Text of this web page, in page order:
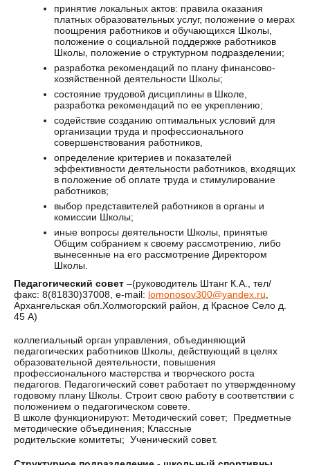
принятие локальных актов: правила оказания
платных образовательных услуг, положение о мерах
поощрения работников и обучающихся Школы,
положение о социальной поддержке работников
Школы, положение о структурном подразделении;
разработка рекомендаций по плану финансово-
хозяйственной деятельности Школы;
состояние трудовой дисциплины в Школе,
разработка рекомендаций по ее укреплению;
содействие созданию оптимальных условий для
организации труда и профессионального
совершенствования работников,
определение критериев и показателей
эффективности деятельности работников, входящих
в положение об оплате труда и стимулирование
работников;
выбор представителей работников в органы и
комиссии Школы;
иные вопросы деятельности Школы, принятые
Общим собранием к своему рассмотрению, либо
вынесенные на его рассмотрение Директором
Школы.
Педагогический совет –(руководитель Штанг К.А., тел/
факс: 8(81830)37008, e-mail: lomonosov300@yandex.ru
Архангельская обл.Холмогорский район, д Красное Село д.
45 А)
коллегиальный орган управления, объединяющий
педагогических работников Школы, действующий в целях
образовательной деятельности, повышения
профессионального мастерства и творческого роста
педагогов. Педагогический совет работает по утвержденному
годовому плану Школы. Строит свою работу в соответствии с
положением о педагогическом совете.
В школе функционируют: Методический совет; Предметные
методические объединения; Классные
родительские комитеты; Ученический совет.